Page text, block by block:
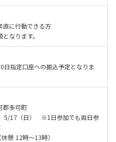
直に行動できる方
なります。
日指定口座への振込予定となりま
郡多可町
5/17（日）　※1日参加でも両日参
憩 12時～13時）